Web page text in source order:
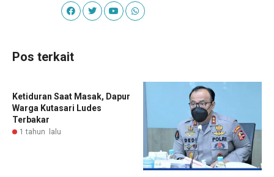
Pos terkait
Ketiduran Saat Masak, Dapur
Warga Kutasari Ludes
Terbakar
1 tahun lalu